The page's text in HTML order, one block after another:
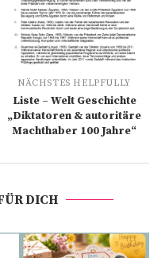
NÄCHSTES HELPFULLY
Liste – Welt Geschichte
„Diktatoren & autoritäre
Machthaber 100 Jahre“
DICH